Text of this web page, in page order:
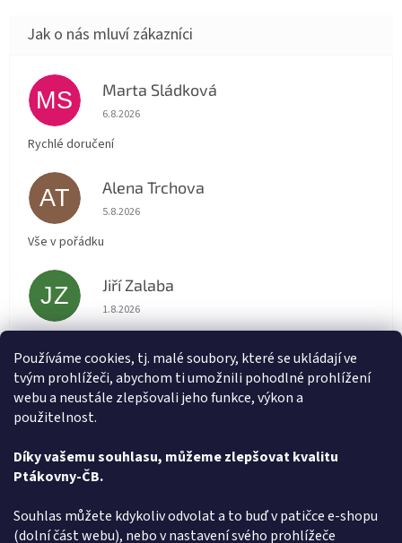
Používáme cookies, tj. malé soubory, které se ukládají ve
tvým prohlížeči, abychom ti umožnili pohodlné prohlížení
webu a neustále zlepšovali jeho funkce, výkon a
použitelnost.
Díky vašemu souhlasu, můžeme zlepšovat kvalitu
Ptákovny-ČB.
Souhlas můžete kdykoliv odvolat a to buď v patičce e-shopu
(dolní část webu), nebo v nastavení svého prohlížeče
MS Marta Sládková
Hodnocení obchodu je 5 z 5 hvězdiček.
6.8.2026
Rychlé doručení
AT Alena Trchova
Hodnocení obchodu je 5 z 5 hvězdiček.
5.8.2026
Vše v pořádku
JZ Jiří Zalaba
Hodnocení obchodu je 5 z 5 hvězdiček.
1.8.2026
L Lída
Hodnocení obchodu je 5 z 5 hvězdiček.
31.7.2026